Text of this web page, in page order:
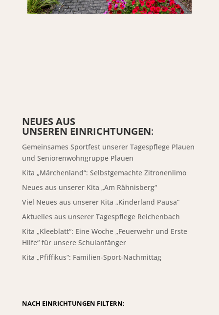
NEUES AUS
UNSEREN EINRICHTUNGEN:
Gemeinsames Sportfest unserer Tagespflege Plauen
und Seniorenwohngruppe Plauen
Kita „Märchenland“: Selbstgemachte Zitronenlimo
Neues aus unserer Kita „Am Rähnisberg“
Viel Neues aus unserer Kita „Kinderland Pausa“
Aktuelles aus unserer Tagespflege Reichenbach
Kita „Kleeblatt“: Eine Woche „Feuerwehr und Erste
Hilfe“ für unsere Schulanfänger
Kita „Pfiffikus“: Familien-Sport-Nachmittag
NACH EINRICHTUNGEN FILTERN: